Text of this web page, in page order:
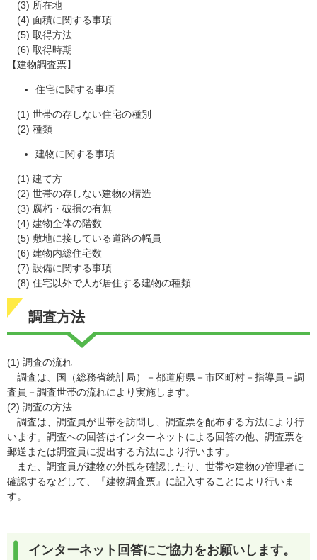
(3) 所在地
(4) 面積に関する事項
(5) 取得方法
(6) 取得時期
【建物調査票】
住宅に関する事項
(1) 世帯の存しない住宅の種別
(2) 種類
建物に関する事項
(1) 建て方
(2) 世帯の存しない建物の構造
(3) 腐朽・破損の有無
(4) 建物全体の階数
(5) 敷地に接している道路の幅員
(6) 建物内総住宅数
(7) 設備に関する事項
(8) 住宅以外で人が居住する建物の種類
調査方法
​(1) 調査の流れ
調査は、国（総務省統計局）－都道府県－市区町村－指導員－調
査員－調査世帯の流れにより実施します。
(2) 調査の方法
調査は、調査員が世帯を訪問し、調査票を配布する方法により行
います。調査への回答はインターネットによる回答の他、調査票を
郵送または調査員に提出する方法により行います。
また、調査員が建物の外観を確認したり、世帯や建物の管理者に
確認するなどして、『建物調査票』に記入することにより行いま
す。
インターネット回答にご協力をお願いします。